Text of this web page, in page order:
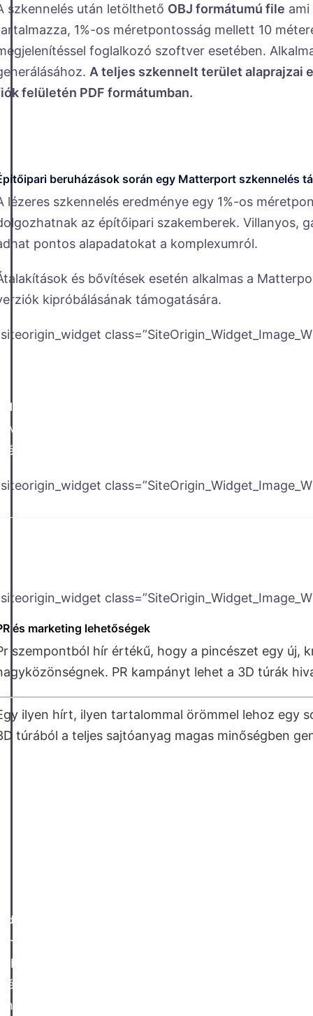
szkennelés után letölthető OBJ formátumú file
1%-os méretpontosság mellett 10
foglalkozó szoftver esetében.
A teljes szkennelt terület alaprajzai
felületén PDF formátumban.
beruházások során egy Matterport szkennelés
lézeres szkennelés eredménye egy 1%-os
az építőipari szakemberek. Villanyos,
pontos alapadatokat a komplexumról.
és bővítések esetén alkalmas a
kipróbálásának támogatására.
dimenziós modell
Matterport szkennelés után elkészül a teljes
és marketing lehetőségek
szempontból hír értékű, hogy a pincészet egy új,
PR kampányt lehet a 3D túrák
ilyen hírt, ilyen tartalommal örömmel lehoz egy
túrából a teljes sajtóanyag magas minőségben
kép, hang és szöveges tartalom beágyazása a
meglévő marketing anyagok a videóktól a
felületén egyszerűen elhelyezhető
tartalmakat, a rendszer kompatibilis a
egy másik 3D túrát is, így biztosítva az